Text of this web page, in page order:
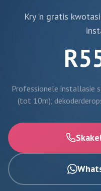
Kry 'n gratis
Professionele installasie
(tot 10m),